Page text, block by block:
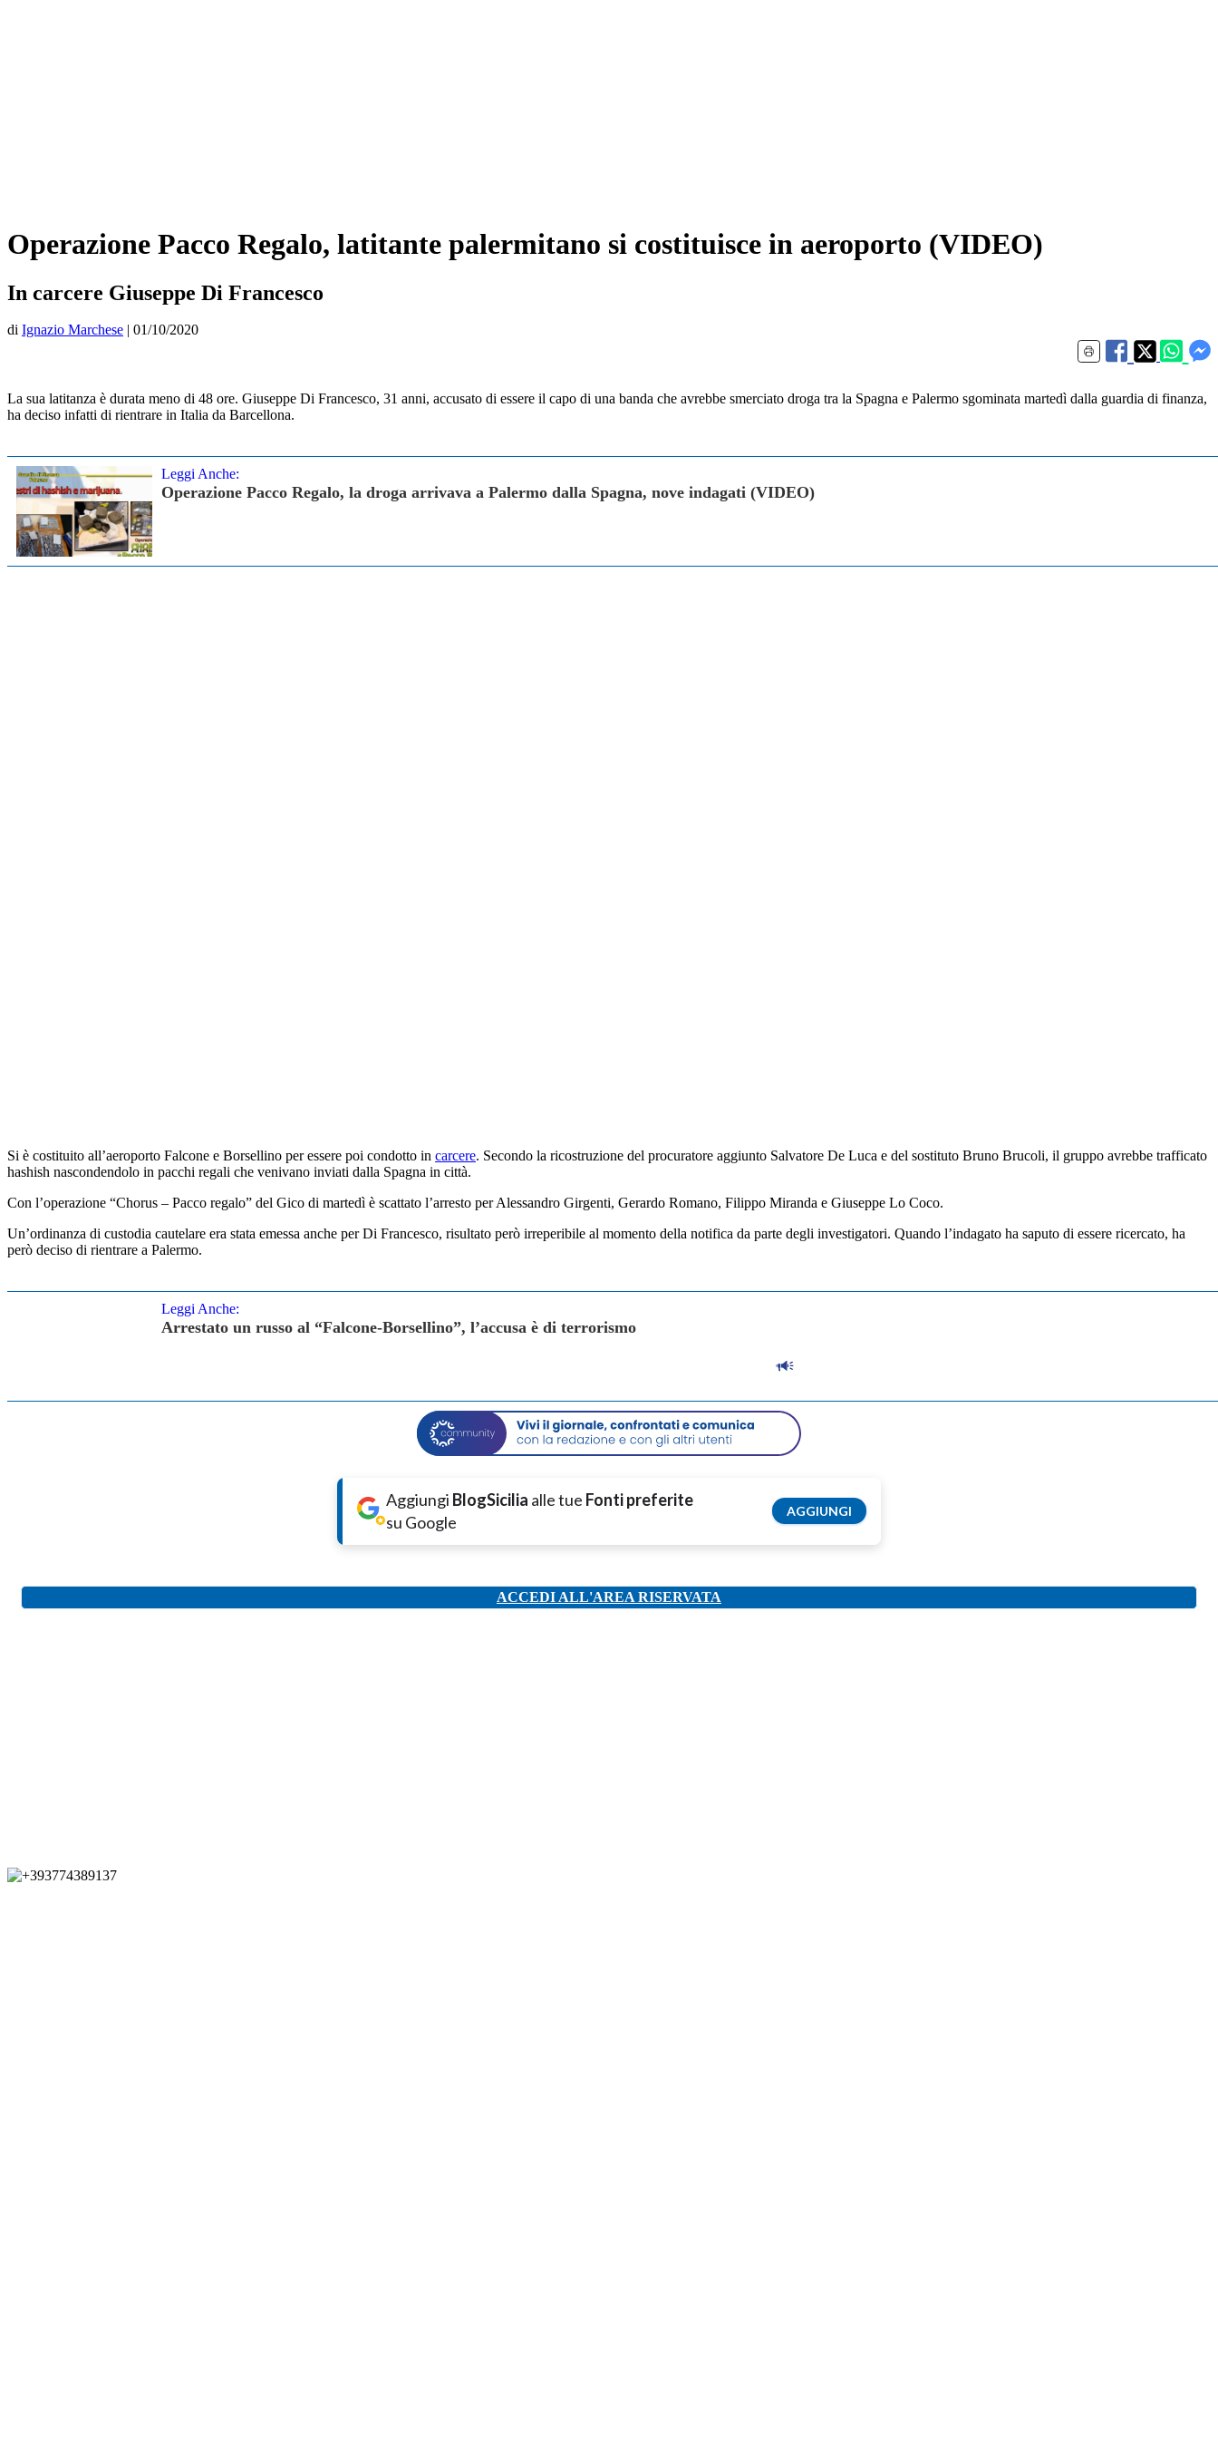
Operazione Pacco Regalo, latitante palermitano si costituisce in aeroporto (VIDEO)
In carcere Giuseppe Di Francesco
di Ignazio Marchese | 01/10/2020
La sua latitanza è durata meno di 48 ore. Giuseppe Di Francesco, 31 anni, accusato di essere il capo di una banda che avrebbe smerciato droga tra la Spagna e Palermo sgominata martedì dalla guardia di finanza,
ha deciso infatti di rientrare in Italia da Barcellona.
Leggi Anche:
Operazione Pacco Regalo, la droga arrivava a Palermo dalla Spagna, nove indagati (VIDEO)
Si è costituito all’aeroporto Falcone e Borsellino per essere poi condotto in carcere. Secondo la ricostruzione del procuratore aggiunto Salvatore De Luca e del sostituto Bruno Brucoli, il gruppo avrebbe trafficato
hashish nascondendolo in pacchi regali che venivano inviati dalla Spagna in città.
Con l’operazione “Chorus – Pacco regalo” del Gico di martedì è scattato l’arresto per Alessandro Girgenti, Gerardo Romano, Filippo Miranda e Giuseppe Lo Coco.
Un’ordinanza di custodia cautelare era stata emessa anche per Di Francesco, risultato però irreperibile al momento della notifica da parte degli investigatori. Quando l’indagato ha saputo di essere ricercato, ha
però deciso di rientrare a Palermo.
Leggi Anche:
Arrestato un russo al “Falcone-Borsellino”, l’accusa è di terrorismo
Aggiungi BlogSicilia alle tue Fonti preferite
su Google
AGGIUNGI
ACCEDI ALL'AREA RISERVATA